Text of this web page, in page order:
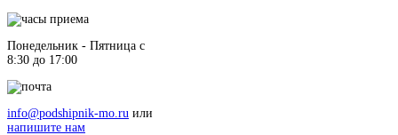
Понедельник - Пятница c
8:30 до 17:00
info@podshipnik-mo.ru или
напишите нам